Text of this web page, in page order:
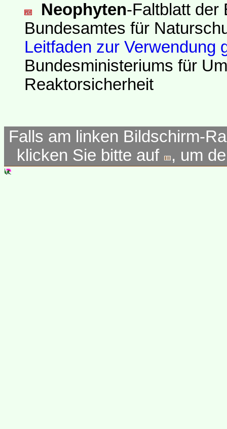
Neophyten-Faltblatt der
Bundesamtes für
Leitfaden zur Verwendung
Bundesministeriums für
Reaktorsicherheit
Falls am linken Bildschirm-
klicken Sie bitte auf
, um